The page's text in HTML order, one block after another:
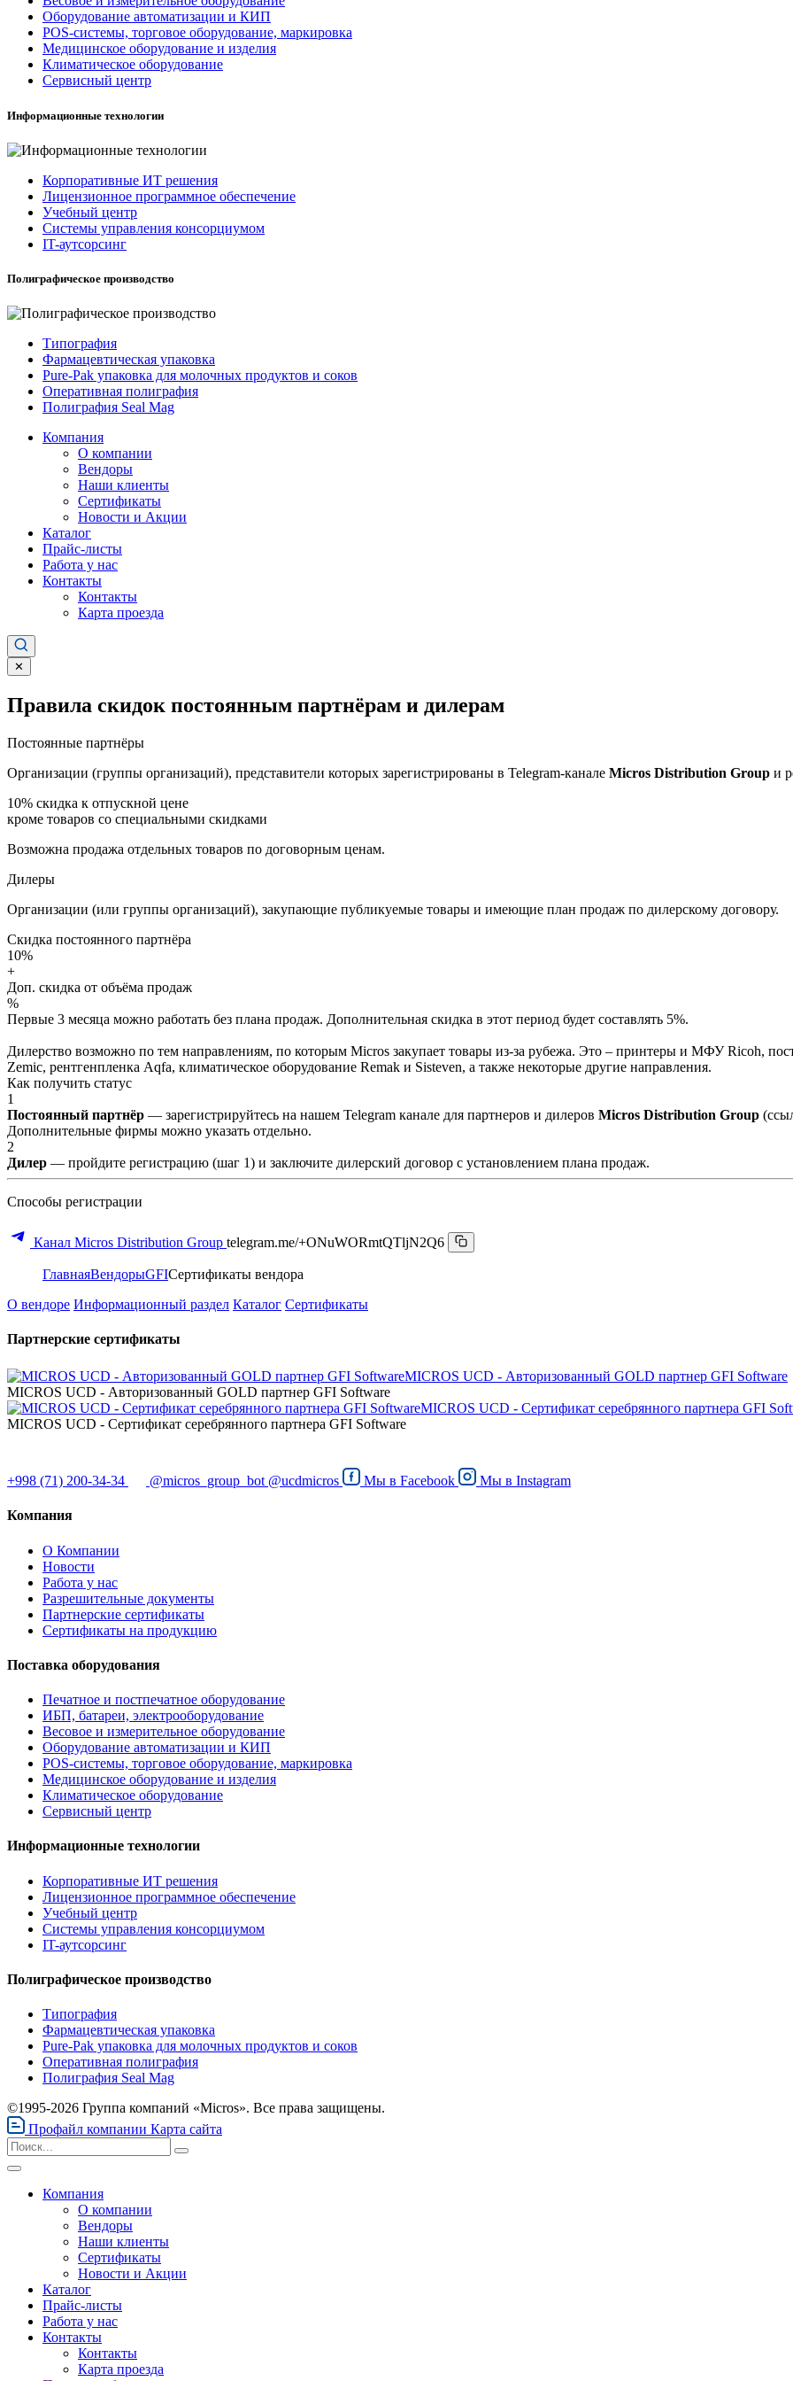
Оборудование автоматизации и КИП
POS-системы, торговое оборудование, маркировка
Медицинское оборудование и изделия
Климатическое оборудование
Сервисный центр
Информационные технологии
Корпоративные ИТ решения
Лицензионное программное обеспечение
Учебный центр
Системы управления консорциумом
IT-аутсорсинг
Полиграфическое производство
Типография
Фармацевтическая упаковка
Pure-Pak упаковка для молочных продуктов и соков
Оперативная полиграфия
Полиграфия Seal Mag
Компания
О компании
Вендоры
Наши клиенты
Сертификаты
Новости и Акции
Каталог
Прайс-листы
Работа у нас
Контакты
Контакты
Карта проезда
✕
Правила скидок постоянным партнёрам и дилерам
Постоянные партнёры
Организации (группы организаций), представители которых зарегистрированы в Telegram-канале Micros Distribution Group и
10% скидка к отпускной цене
кроме товаров со специальными скидками
Возможна продажа отдельных товаров по договорным ценам.
Дилеры
Организации (или группы организаций), закупающие публикуемые товары и имеющие план продаж по дилерскому договору.
Скидка постоянного партнёра
10%
+
Доп. скидка от объёма продаж
%
Первые 3 месяца можно работать без плана продаж. Дополнительная скидка в этот период будет составлять 5%.
Дилерство возможно по тем направлениям, по которым Micros закупает товары из-за рубежа. Это – принтеры и МФУ Ricoh,
Zemic, рентгенпленка Aqfa, климатическое оборудование Remak и Sisteven, а также некоторые другие направления.
Как получить статус
1
Постоянный партнёр — зарегистрируйтесь на нашем Telegram канале для партнеров и дилеров Micros Distribution Group
Дополнительные фирмы можно указать отдельно.
2
Дилер — пройдите регистрацию (шаг 1) и заключите дилерский договор с установлением плана продаж.
Способы регистрации
Канал Micros Distribution Group telegram.me/+ONuWORmtQTljN2Q6
ГлавнаяВендорыGFIСертификаты вендора
О вендоре Информационный раздел Каталог Сертификаты
Партнерские сертификаты
MICROS UCD - Авторизованный GOLD партнер GFI Software
MICROS UCD - Авторизованный GOLD партнер GFI Software
MICROS UCD - Сертификат серебрянного партнера GFI
MICROS UCD - Сертификат серебрянного партнера GFI Software
+998 (71) 200-34-34 @micros_group_bot @ucdmicros Мы в Facebook Мы в Instagram
Компания
О Компании
Новости
Работа у нас
Разрешительные документы
Партнерские сертификаты
Сертификаты на продукцию
Поставка оборудования
Печатное и постпечатное оборудование
ИБП, батареи, электрооборудование
Весовое и измерительное оборудование
Оборудование автоматизации и КИП
POS-системы, торговое оборудование, маркировка
Медицинское оборудование и изделия
Климатическое оборудование
Сервисный центр
Информационные технологии
Корпоративные ИТ решения
Лицензионное программное обеспечение
Учебный центр
Системы управления консорциумом
IT-аутсорсинг
Полиграфическое производство
Типография
Фармацевтическая упаковка
Pure-Pak упаковка для молочных продуктов и соков
Оперативная полиграфия
Полиграфия Seal Mag
©1995-2026 Группа компаний «Micros». Все права защищены.
Профайл компании Карта сайта
Компания
О компании
Вендоры
Наши клиенты
Сертификаты
Новости и Акции
Каталог
Прайс-листы
Работа у нас
Контакты
Контакты
Карта проезда